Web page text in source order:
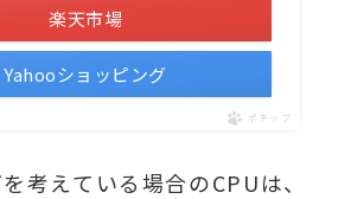
楽天市場
Yahooショッピング
ポチップ
考えている場合のCPUは、